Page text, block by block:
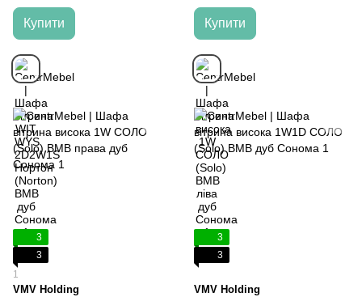
Купити Купити
3
3
1
VMV Holding
3
3
VMV Holding